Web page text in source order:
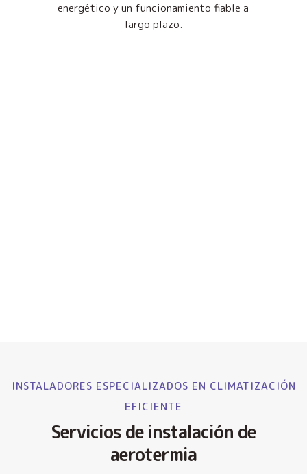
energético y un funcionamiento fiable a
largo plazo.
INSTALADORES ESPECIALIZADOS EN CLIMATIZACIÓN
EFICIENTE
Servicios de instalación de
aerotermia